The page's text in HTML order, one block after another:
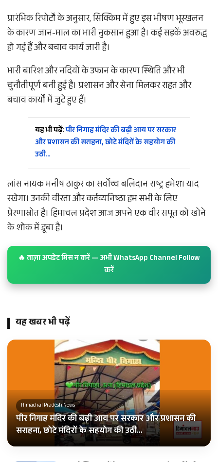
प्रारंभिक रिपोर्टों के अनुसार, सिक्किम में हुए इस भीषण भूस्खलन
के कारण जान-माल का भारी नुकसान हुआ है। कई सड़कें अवरुद्ध
हो गई हैं और बचाव कार्य जारी है।
भारी बारिश और नदियों के उफान के कारण स्थिति और भी
चुनौतीपूर्ण बनी हुई है। प्रशासन और सेना मिलकर राहत और
बचाव कार्यों में जुटे हुए हैं।
यह भी पढ़ें:पीर निगाह मंदिर की बढ़ी आय पर सरकार
और प्रशासन की सराहना, छोटे मंदिरों के सहयोग की
उठी…
लांस नायक मनीष ठाकुर का सर्वोच्च बलिदान राष्ट्र हमेशा याद
रखेगा। उनकी वीरता और कर्तव्यनिष्ठा हम सभी के लिए
प्रेरणास्रोत है। हिमाचल प्रदेश आज अपने एक वीर सपूत को खोने
के शोक में डूबा है।
🔥 ताज़ा अपडेट मिस न करें — अभी WhatsApp Channel Follow
करें
यह खबर भी पढ़ें
Himachal Pradesh News
पीर निगाह मंदिर की बढ़ी आय पर सरकार और प्रशासन की
सराहना, छोटे मंदिरों के सहयोग की उठी…